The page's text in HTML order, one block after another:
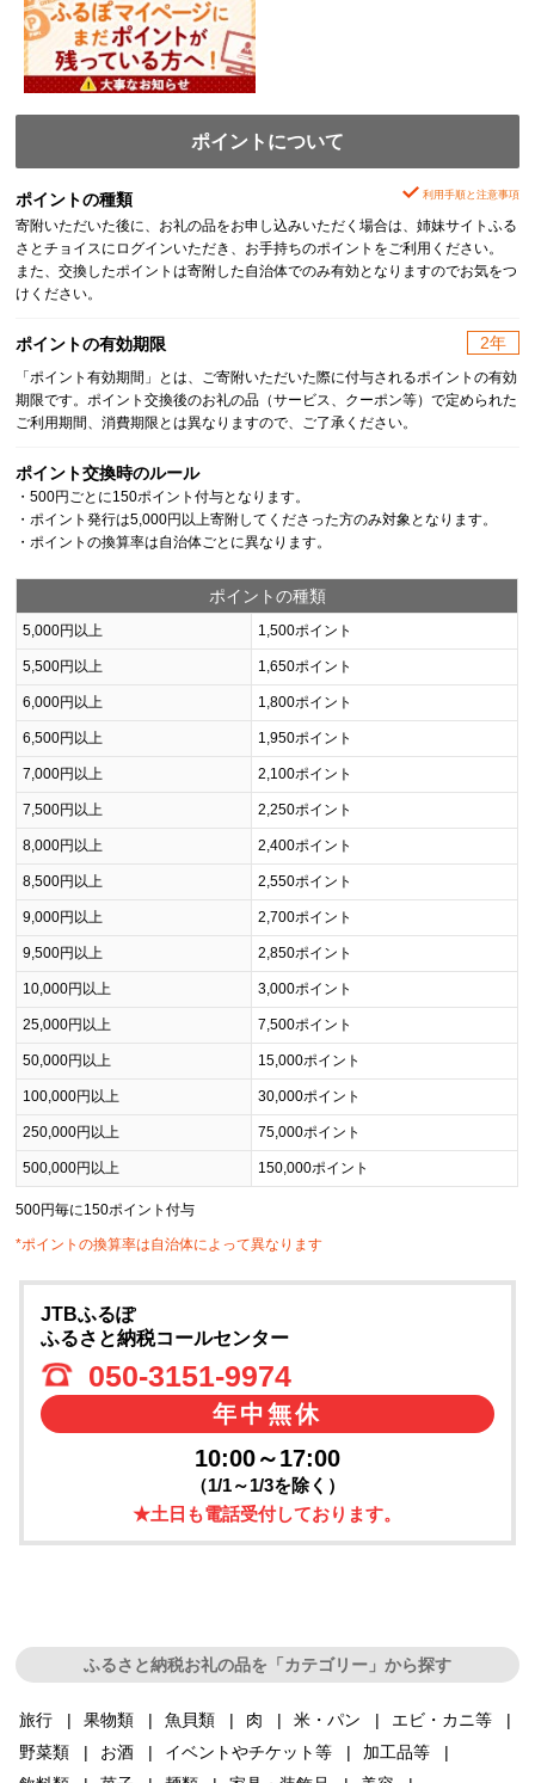
ポイントについて
ポイントの種類 利用手順と注意事項
寄附いただいた後に、お礼の品をお申し込みいただく場合は、姉妹サイトふる
さとチョイスにログインいただき、お手持ちのポイントをご利用ください。
また、交換したポイントは寄附した自治体でのみ有効となりますのでお気をつ
けください。
ポイントの有効期限 2年
「ポイント有効期間」とは、ご寄附いただいた際に付与されるポイントの有効
期限です。ポイント交換後のお礼の品（サービス、クーポン等）で定められた
ご利用期間、消費期限とは異なりますので、ご了承ください。
ポイント交換時のルール
・500円ごとに150ポイント付与となります。
・ポイント発行は5,000円以上寄附してくださった方のみ対象となります。
・ポイントの換算率は自治体ごとに異なります。
ポイントの種類
5,000円以上 1,500ポイント
5,500円以上 1,650ポイント
6,000円以上 1,800ポイント
6,500円以上 1,950ポイント
7,000円以上 2,100ポイント
7,500円以上 2,250ポイント
8,000円以上 2,400ポイント
8,500円以上 2,550ポイント
9,000円以上 2,700ポイント
9,500円以上 2,850ポイント
10,000円以上 3,000ポイント
25,000円以上 7,500ポイント
50,000円以上 15,000ポイント
100,000円以上 30,000ポイント
250,000円以上 75,000ポイント
500,000円以上 150,000ポイント
500円毎に150ポイント付与
*ポイントの換算率は自治体によって異なります
JTBふるぽ
ふるさと納税コールセンター
050-3151-9974
年中無休
10:00～17:00
（1/1～1/3を除く）
★土日も電話受付しております。
ふるさと納税お礼の品を「カテゴリー」から探す
旅行 果物類 魚貝類 肉 米・パン
エビ・カニ等
野菜類
お酒 イベントやチケット等
加工品等